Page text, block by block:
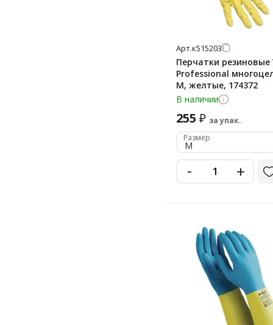
Арт.к515203
Перчатки резиновые
Professional
M, желтые, 174372
В наличии
255 ₽ за упак.
Размер
M
- +